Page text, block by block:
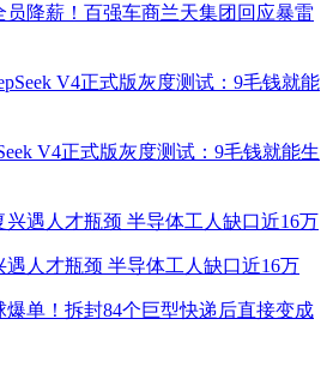
员降薪！百强车商兰天集团回应暴雷
V4正式版灰度测试：9毛钱就能生
遇人才瓶颈 半导体工人缺口近16万